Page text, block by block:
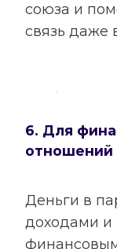
союза и
связь даже
6. Для
отношений
Деньги в
доходами и